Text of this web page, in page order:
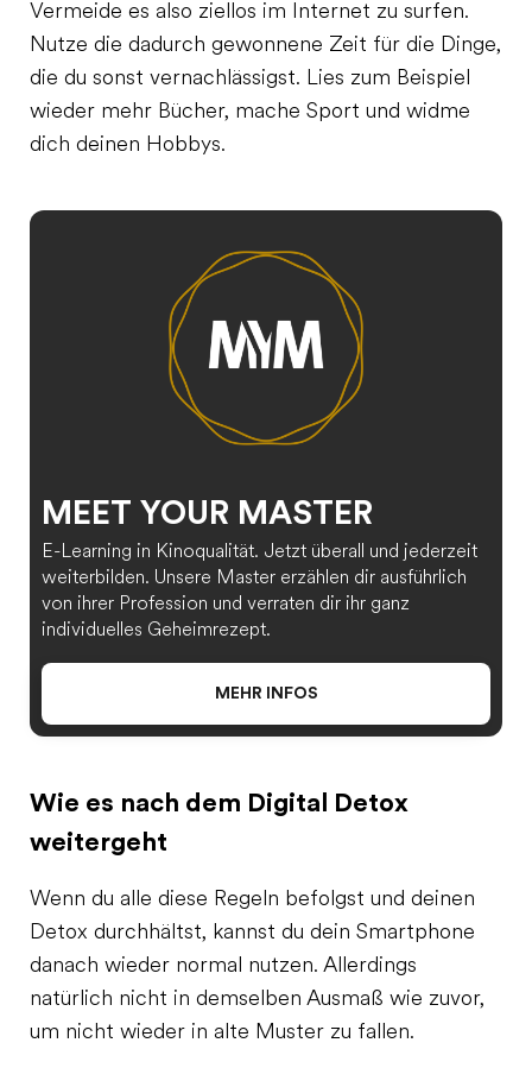
Vermeide es also ziellos im Internet zu surfen.
Nutze die dadurch gewonnene Zeit für die Dinge,
die du sonst vernachlässigst. Lies zum Beispiel
wieder mehr Bücher, mache Sport und widme
dich deinen Hobbys.
MEET YOUR MASTER
E-Learning in Kinoqualität. Jetzt überall und jederzeit
weiterbilden. Unsere Master erzählen dir ausführlich
von ihrer Profession und verraten dir ihr ganz
individuelles Geheimrezept.
MEHR INFOS
Wie es nach dem Digital Detox
weitergeht
Wenn du alle diese Regeln befolgst und deinen
Detox durchhältst, kannst du dein Smartphone
danach wieder normal nutzen. Allerdings
natürlich nicht in demselben Ausmaß wie zuvor,
um nicht wieder in alte Muster zu fallen.